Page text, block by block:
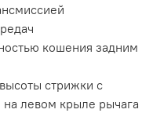
кошения задним
стрижки с
левом крыле рычага